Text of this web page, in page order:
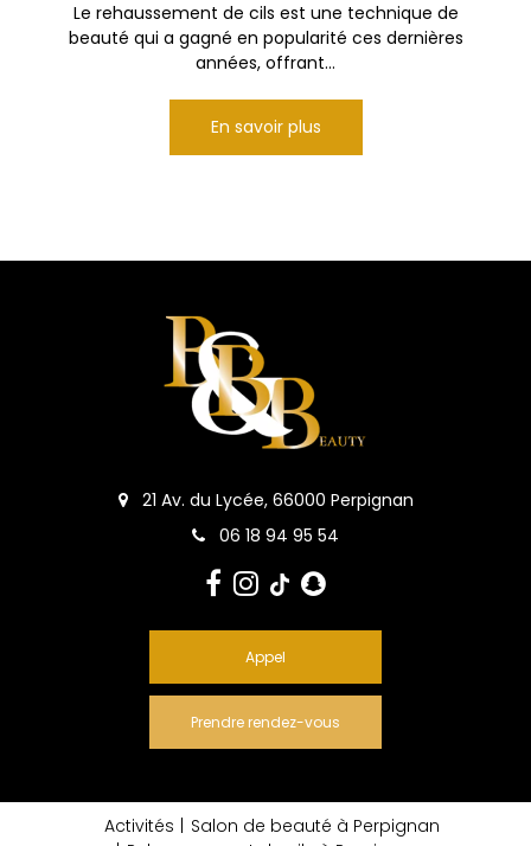
Le rehaussement de cils est une technique de
beauté qui a gagné en popularité ces dernières
années, offrant...
En savoir plus
21 Av. du Lycée, 66000 Perpignan
06 18 94 95 54
Appel
Prendre rendez-vous
Activités
Salon de beauté à Perpignan